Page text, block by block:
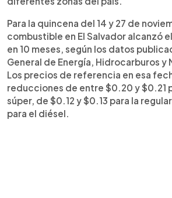
Para la quincena del 14 y 27 de
combustible en El Salvador alcanzó
en 10 meses, según los datos
General de Energía, Hidrocarburos y
Los precios de referencia en esa
reducciones de entre $0.20 y $0.21
súper, de $0.12 y $0.13 para la
para el diésel.